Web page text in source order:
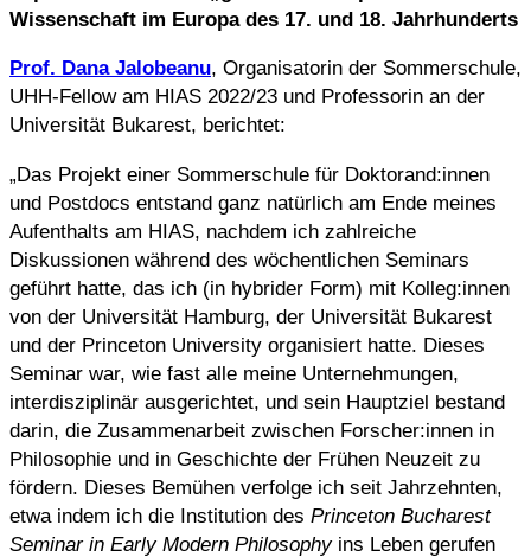
Wissenschaft im Europa des 17. und 18. Jahrhunderts
Prof. Dana Jalobeanu, Organisatorin der Sommerschule,
UHH-Fellow am HIAS 2022/23 und Professorin an der
Universität Bukarest, berichtet:
„Das Projekt einer Sommerschule für Doktorand:innen
und Postdocs entstand ganz natürlich am Ende meines
Aufenthalts am HIAS, nachdem ich zahlreiche
Diskussionen während des wöchentlichen Seminars
geführt hatte, das ich (in hybrider Form) mit Kolleg:innen
von der Universität Hamburg, der Universität Bukarest
und der Princeton University organisiert hatte. Dieses
Seminar war, wie fast alle meine Unternehmungen,
interdisziplinär ausgerichtet, und sein Hauptziel bestand
darin, die Zusammenarbeit zwischen Forscher:innen in
Philosophie und in Geschichte der Frühen Neuzeit zu
fördern. Dieses Bemühen verfolge ich seit Jahrzehnten,
etwa indem ich die Institution des Princeton Bucharest
Seminar in Early Modern Philosophyins Leben gerufen